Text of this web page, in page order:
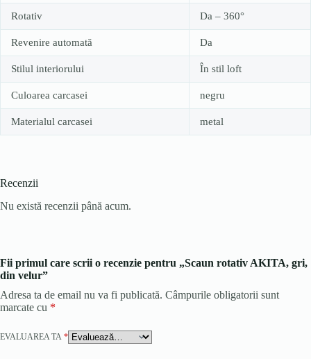
Rotativ Da – 360°
Revenire automată Da
Stilul interiorului În stil loft
Culoarea carcasei negru
Materialul carcasei metal
Recenzii
Nu există recenzii până acum.
Fii primul care scrii o recenzie pentru „Scaun rotativ AKITA, gri,
din velur”
Adresa ta de email nu va fi publicată. Câmpurile obligatorii sunt
marcate cu *
EVALUAREA TA *